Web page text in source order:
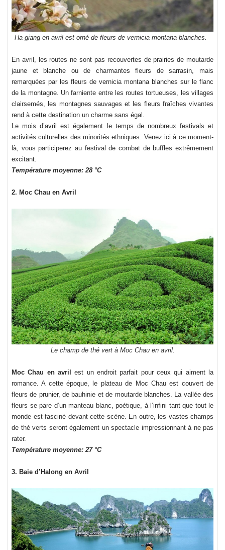
Ha giang en avril est orné de fleurs de vernicia montana blanches.
En avril, les routes ne sont pas recouvertes de prairies de moutarde
jaune et blanche ou de charmantes fleurs de sarrasin, mais
remarquées par les fleurs de vernicia montana blanches sur le flanc
de la montagne. Un farniente entre les routes tortueuses, les villages
clairsemés, les montagnes sauvages et les fleurs fraîches vivantes
rend à cette destination un charme sans égal.
Le mois d’avril est également le temps de nombreux festivals et
activités culturelles des minorités ethniques. Venez ici à ce moment-
là, vous participerez au festival de combat de buffles extrêmement
excitant.
Température moyenne: 28 °C
2. Moc Chau en Avril
Le champ de thé vert à Moc Chau en avril.
Moc Chau en avril
est un endroit parfait pour ceux qui aiment la
romance. A cette époque, le plateau de Moc Chau est couvert de
fleurs de prunier, de bauhinie et de moutarde blanches. La vallée des
fleurs se pare d’un manteau blanc, poétique, à l’infini tant que tout le
monde est fasciné devant cette scène. En outre, les vastes champs
de thé verts seront également un spectacle impressionnant à ne pas
rater.
Température moyenne: 27 °C
3. Baie d’Halong en Avril